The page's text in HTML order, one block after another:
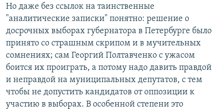
Но даже без ссылок на таинственные
"аналитические записки" понятно: решение о
досрочных выборах губернатора в Петербурге было
принято со страшным скрипом и в мучительных
сомнениях; сам Георгий Полтавченко с ужасом
боится их проиграть, а потому надо давить правдой
и неправдой на муниципальных депутатов, с тем
чтобы не допустить кандидатов от оппозиции к
участию в выборах. В особенной степени это